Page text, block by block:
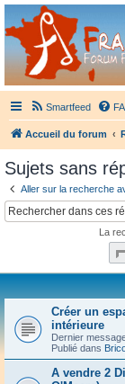
France
Didgeridoo et Guimbarde
Smartfeed
Accueil du forum
Sujets sans
Aller sur la recherche
La
Créer un
intérieure
Dernier
Publié dans
A vendre 2